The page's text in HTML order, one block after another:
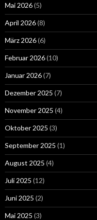
Mai 2026(5)
April 2026(8)
März 2026(6)
Februar 2026(10)
Januar 2026(7)
Dezember 2025 (7)
November 2025 (4)
Oktober 2025 (3)
September 2025 (1)
August 2025 (4)
Juli 2025 (12)
Juni 2025 (2)
Mai 2025 (3)